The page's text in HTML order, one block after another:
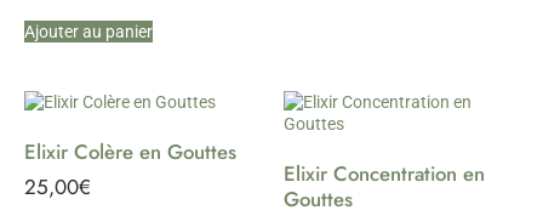
Ajouter au panier
Elixir Colère en Gouttes
25,00€
Elixir Concentration en
Gouttes